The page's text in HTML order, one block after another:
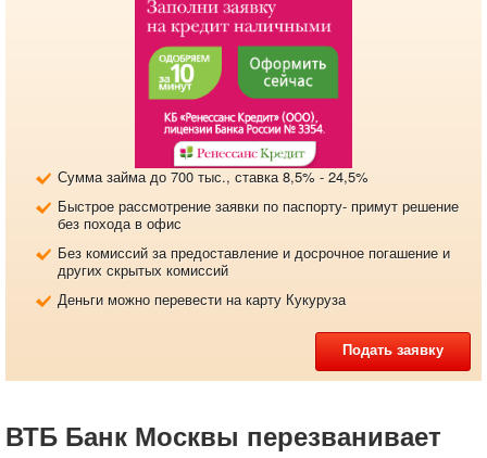
Сумма займа до 700 тыс., ставка 8,5% - 24,5%
Быстрое рассмотрение заявки по паспорту- примут решение
без похода в офис
Без комиссий за предоставление и досрочное погашение и
других скрытых комиссий
Деньги можно перевести на карту Кукуруза
Подать заявку
ВТБ Банк Москвы перезванивает